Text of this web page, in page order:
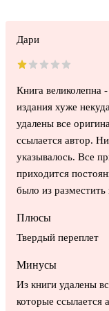
Дари
Книга великолепна
издания хуже
удалены все
ссылается автор.
указывалось. Все
приходится
было из
Плюсы
Твердый переплет
Минусы
Из книги удалены
которые ссылается